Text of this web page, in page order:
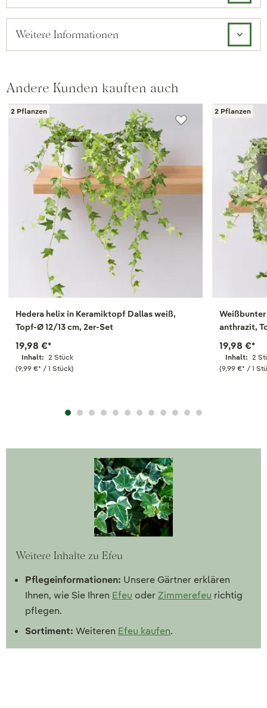
Weitere Informationen
Andere Kunden kauften auch
2 Pflanzen
Hedera helix in Keramiktopf Dallas weiß,
Topf-Ø 12/13 cm, 2er-Set
Inhalt: 2 Stück
(9,99 €* / 1 Stück)
19,98 €*
2 Pflanzen
anthrazit,
Inhalt: 2
(9,99 €* / 1
19,98 €*
Weitere Inhalte zu Efeu
Pflegeinformationen: Unsere Gärtner erklären
Ihnen, wie Sie Ihren Efeu oderZimmerefeu richtig
pflegen.
Sortiment: Weiteren Efeu kaufen.